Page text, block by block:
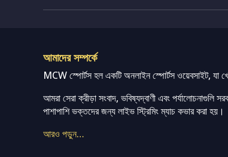
আমাদের সম্পর্কে
MCW স্পোর্টস হল একটি অনলাইন স্পোর্টস ওয়েবসাইট, যা
আমরা সেরা ক্রীড়া সংবাদ, ভবিষ্যদ্বাণী এবং পর্যালোচনাগুলি
পাশাপাশি ভক্তদের জন্য লাইভ স্ট্রিমিং ম্যাচ কভার করা হয়।
আরও পড়ুন…